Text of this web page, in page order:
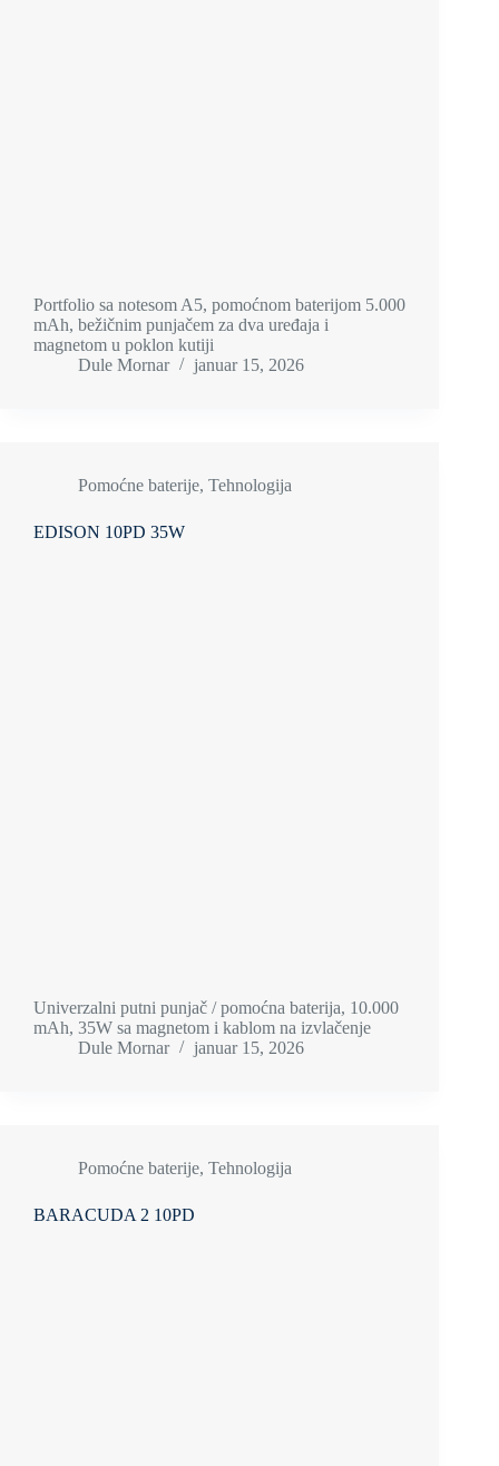
Portfolio sa notesom A5, pomoćnom baterijom 5.000
mAh, bežičnim punjačem za dva uređaja i
magnetom u poklon kutiji
Dule Mornar
januar 15, 2026
Pomoćne baterije, Tehnologija
EDISON 10PD 35W
Univerzalni putni punjač / pomoćna baterija, 10.000
mAh, 35W sa magnetom i kablom na izvlačenje
Dule Mornar
januar 15, 2026
Pomoćne baterije, Tehnologija
BARACUDA 2 10PD